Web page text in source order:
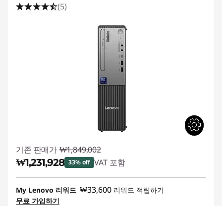
(5)
기존 판매가 ₩1,849,002
₩1,231,928 33% off VAT 포함
즉시 할인: :-₩617,074
My Lenovo 리워드 ₩33,600 리워드 적립하기
무료 가입하기